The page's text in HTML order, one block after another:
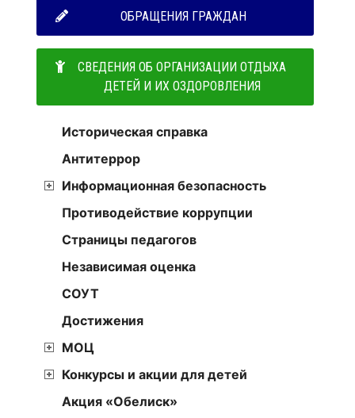
ОБРАЩЕНИЯ ГРАЖДАН
СВЕДЕНИЯ ОБ ОРГАНИЗАЦИИ ОТДЫХА
ДЕТЕЙ И ИХ ОЗДОРОВЛЕНИЯ
Историческая справка
Антитеррор
Информационная безопасность
Противодействие коррупции
Страницы педагогов
Независимая оценка
СОУТ
Достижения
МОЦ
Конкурсы и акции для детей
Акция «Обелиск»